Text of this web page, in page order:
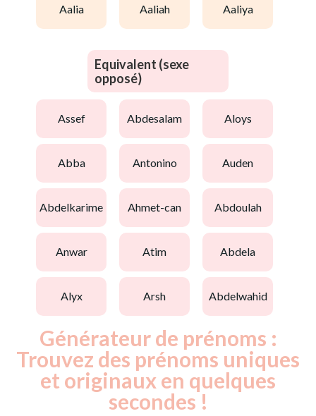
aalia aaliah aaliya
Equivalent (sexe
opposé)
assef abdesalam aloys
abba antonino auden
abdelkarime ahmet-can abdoulah
anwar atim abdela
alyx arsh abdelwahid
Générateur de prénoms :
Trouvez des prénoms uniques
et originaux en quelques
secondes !